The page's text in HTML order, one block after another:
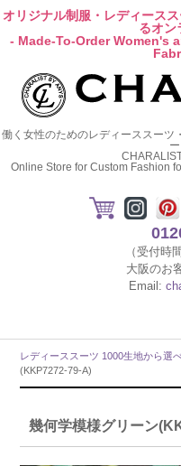
オリジナル制服・レディース
るオン
- Made-To-Order Women's
働く女性のためのレディーススーツ
Online Store for Custom Fashion
（受付時
大阪のお
Email:
レディーススーツ 1000生地から選
(KKP7272-79-A)
幾何学模様グリーン